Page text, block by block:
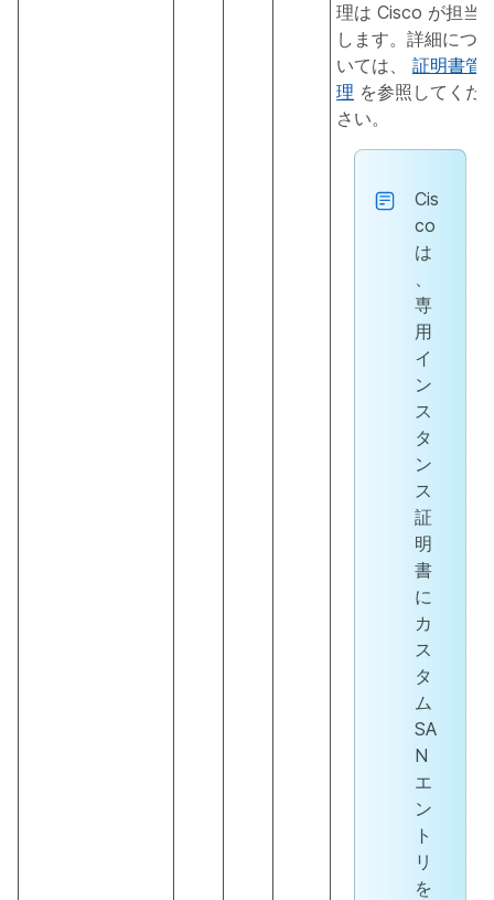
理は Cisco が担当
します。詳細につ
いては、 証明書管
理 を参照してくだ
さい。
Cis
co
は
、
専
用
イ
ン
ス
タ
ン
ス
証
明
書
に
カ
ス
タ
ム
SA
N
エ
ン
ト
リ
を